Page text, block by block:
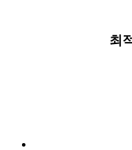
최